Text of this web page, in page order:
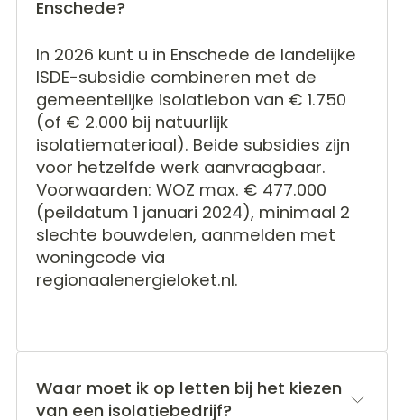
Enschede?
In 2026 kunt u in Enschede de landelijke
ISDE-subsidie combineren met de
gemeentelijke isolatiebon van € 1.750
(of € 2.000 bij natuurlijk
isolatiemateriaal). Beide subsidies zijn
voor hetzelfde werk aanvraagbaar.
Voorwaarden: WOZ max. € 477.000
(peildatum 1 januari 2024), minimaal 2
slechte bouwdelen, aanmelden met
woningcode via
regionaalenergieloket.nl.
Waar moet ik op letten bij het kiezen
van een isolatiebedrijf?